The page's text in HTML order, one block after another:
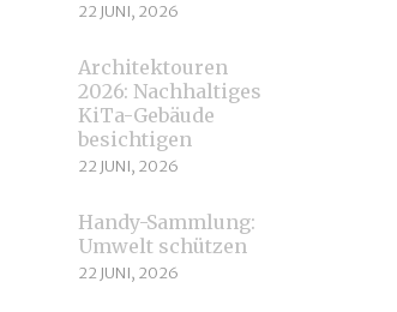
22 JUNI, 2026
Architektouren
2026: Nachhaltiges
KiTa-Gebäude
besichtigen
22 JUNI, 2026
Handy-Sammlung:
Umwelt schützen
22 JUNI, 2026